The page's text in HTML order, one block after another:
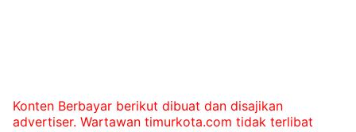
Konten Berbayar berikut dibuat dan disajikan
advertiser. Wartawan timurkota.com tidak terlibat